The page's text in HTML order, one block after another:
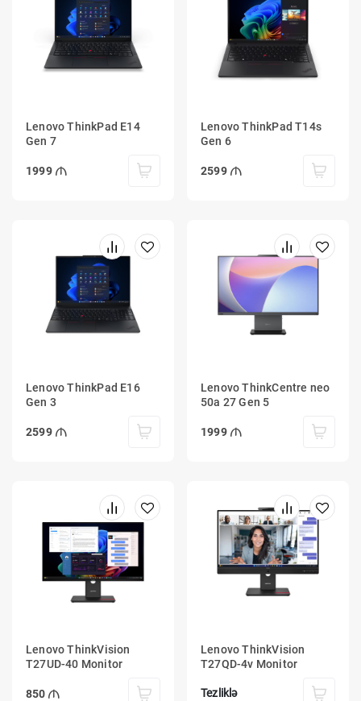
Lenovo ThinkPad E14
Gen 7
1999
Lenovo ThinkPad T14s
Gen 6
2599
Lenovo ThinkPad E16
Gen 3
2599
Lenovo ThinkCentre neo
50a 27 Gen 5
1999
Lenovo ThinkVision
T27UD-40 Monitor
850
Lenovo ThinkVision
T27QD-4v Monitor
Tezliklə